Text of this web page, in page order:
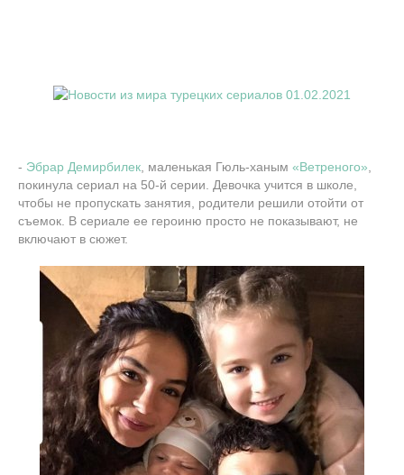
- Эбрар Демирбилек , маленькая Гюль-ханым «Ветреного»
покинула сериал на 50-й серии. Девочка учится в школе,
чтобы не пропускать занятия, родители решили отойти от
съемок. В сериале ее героиню просто не показывают, не
включают в сюжет.